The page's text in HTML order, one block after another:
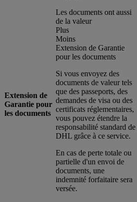
Extension de
Garantie pour
les documents
Les documents ont aussi
de la valeur
Plus
Moins
Extension de Garantie
pour les documents
Si vous envoyez des
documents de valeur tels
que des passeports, des
demandes de visa ou des
certificats réglementaires,
vous pouvez étendre la
responsabilité standard de
DHL grâce à ce service.
En cas de perte totale ou
partielle d'un envoi de
documents, une
indemnité forfaitaire sera
versée.